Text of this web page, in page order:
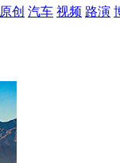
原创 汽车 视频 路演